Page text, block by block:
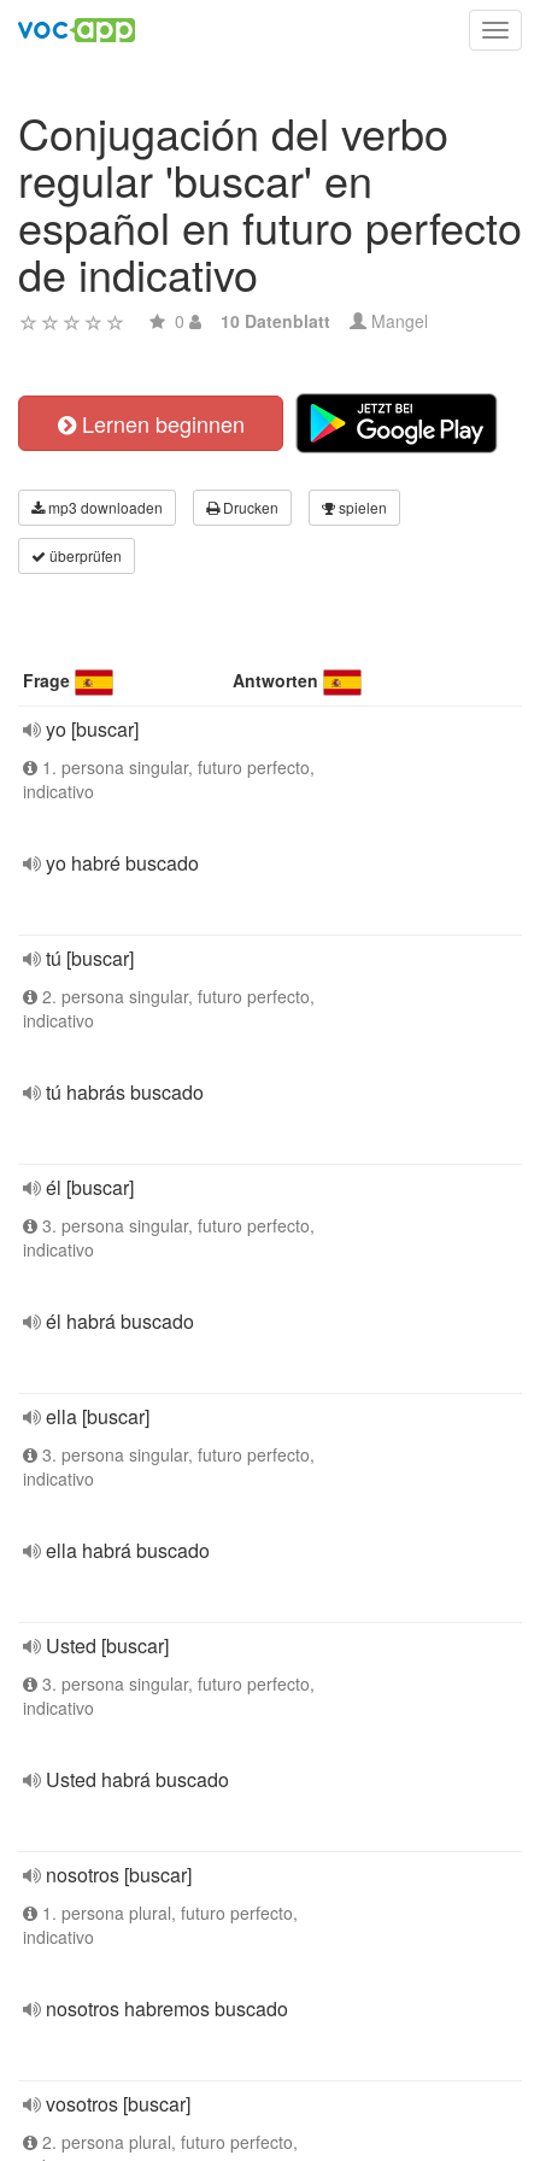
Conjugación del verbo
regular 'buscar' en
español en futuro perfecto
de indicativo
0 10 Datenblatt Mangel
Lernen beginnen
mp3 downloaden Drucken spielen
überprüfen
Frage Antworten
yo [buscar]
1. persona singular, futuro perfecto,
indicativo
yo habré buscado
tú [buscar]
2. persona singular, futuro perfecto,
indicativo
tú habrás buscado
él [buscar]
3. persona singular, futuro perfecto,
indicativo
él habrá buscado
ella [buscar]
3. persona singular, futuro perfecto,
indicativo
ella habrá buscado
Usted [buscar]
3. persona singular, futuro perfecto,
indicativo
Usted habrá buscado
nosotros [buscar]
1. persona plural, futuro perfecto,
indicativo
nosotros habremos buscado
vosotros [buscar]
2. persona plural, futuro perfecto,